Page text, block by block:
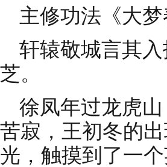
主修功法《大
轩辕敬城言其
芝。
徐凤年过龙虎
苦寂，王初冬的
光，触摸到了一